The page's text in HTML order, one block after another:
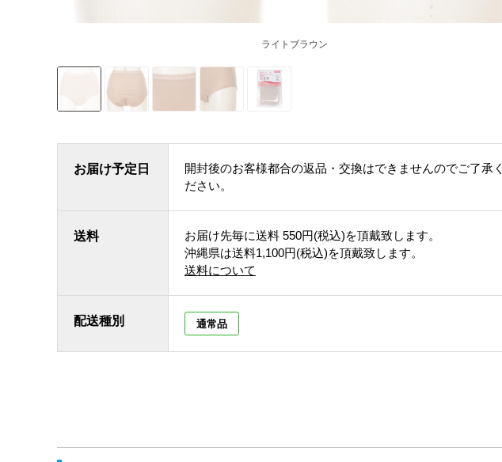
ライトブラウン
お届け予定日
開封後のお客様都合の返品・交換はできませんのでご了承く
ださい。
送料 お届け先毎に送料 550円(税込)を頂戴致します。
沖縄県は送料1,100円(税込)を頂戴致します。
送料について
配送種別 通常品